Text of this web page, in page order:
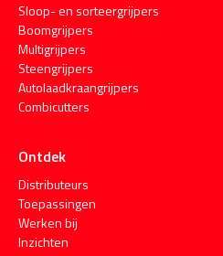
Sloop- en sorteergrijpers
Boomgrijpers
Multigrijpers
Steengrijpers
Autolaadkraangrijpers
Combicutters
Ontdek
Distributeurs
Toepassingen
Werken bij
Inzichten